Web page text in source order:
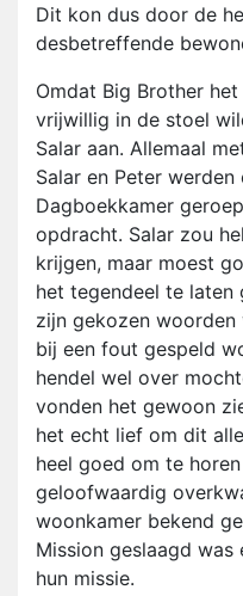
Dit kon dus door de
desbetreffende
Omdat Big Brother
vrijwillig in de stoel
Salar aan. Allemaal
Salar en Peter
Dagboekkamer
opdracht. Salar zou
krijgen, maar moest
het tegendeel te laten
zijn gekozen woorden
bij een fout gespeld
hendel wel over
vonden het gewoon
het echt lief om dit
heel goed om te
geloofwaardig
woonkamer bekend
Mission geslaagd was
hun missie.